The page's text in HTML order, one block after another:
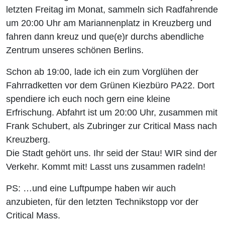
letzten Freitag im Monat, sammeln sich Radfahrende
um 20:00 Uhr am Mariannenplatz in Kreuzberg und
fahren dann kreuz und que(e)r durchs abendliche
Zentrum unseres schönen Berlins.
Schon ab 19:00, lade ich ein zum Vorglühen der
Fahrradketten vor dem Grünen Kiezbüro PA22. Dort
spendiere ich euch noch gern eine kleine
Erfrischung. Abfahrt ist um 20:00 Uhr, zusammen mit
Frank Schubert, als Zubringer zur Critical Mass nach
Kreuzberg.
Die Stadt gehört uns. Ihr seid der Stau! WIR sind der
Verkehr. Kommt mit! Lasst uns zusammen radeln!
PS: …und eine Luftpumpe haben wir auch
anzubieten, für den letzten Technikstopp vor der
Critical Mass.